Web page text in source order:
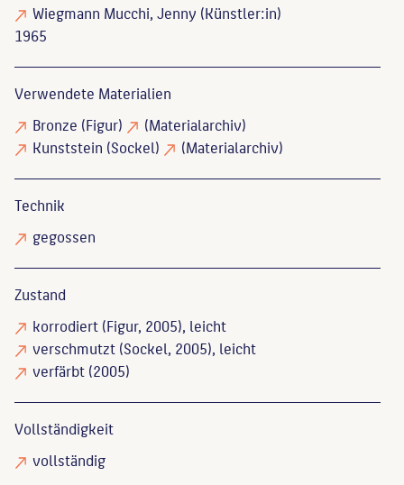
Wiegmann Mucchi, Jenny (Künstler:in)
1965
Verwendete Materialien
Bronze (Figur)
(Materialarchiv)
Kunststein (Sockel) (Materialarchiv)
Technik
gegossen
Zustand
korrodiert(Figur, 2005), leicht
verschmutzt(Sockel, 2005), leicht
verfärbt(2005)
Vollständigkeit
vollständig